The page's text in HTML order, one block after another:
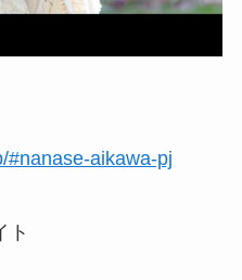
#nanase-aikawa-pj
ト